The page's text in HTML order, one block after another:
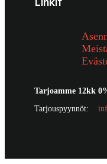
Tarjoamme 12kk
Tarjouspyynnöt: